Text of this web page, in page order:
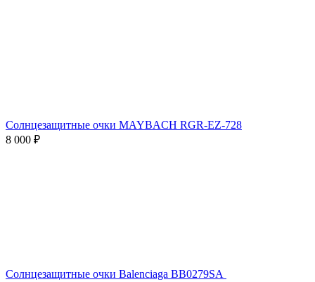
Солнцезащитные очки MAYBACH RGR-EZ-728
8 000 ₽
Солнцезащитные очки Balenciaga BB0279SA